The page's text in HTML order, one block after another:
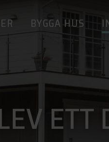
BYGGA HUS
ETT